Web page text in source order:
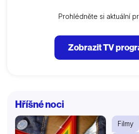
Prohlédněte si aktuální
Zobrazit TV
Hříšné noci
Filmy